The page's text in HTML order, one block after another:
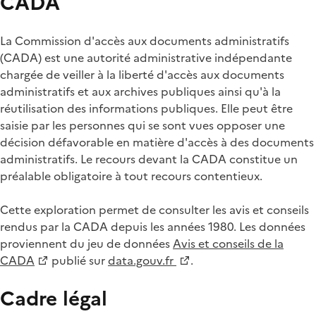
La Commission d'accès aux documents administratifs
(CADA) est une autorité administrative indépendante
chargée de veiller à la liberté d'accès aux documents
administratifs et aux archives publiques ainsi qu'à la
réutilisation des informations publiques. Elle peut être
saisie par les personnes qui se sont vues opposer une
décision défavorable en matière d'accès à des documents
administratifs. Le recours devant la CADA constitue un
préalable obligatoire à tout recours contentieux.
Cette exploration permet de consulter les avis et conseils
rendus par la CADA depuis les années 1980. Les données
proviennent du jeu de donnéesAvis et conseils de la
CADA
publié surdata.gouv.fr .
Cadre légal